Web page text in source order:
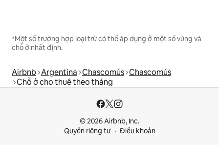
*Một số trường hợp loại trừ có thể áp dụng ở một số vùng và
chỗ ở nhất định.
Airbnb Argentina Chascomús Chascomús
Chỗ ở cho thuê theo tháng
© 2026 Airbnb, Inc.
Quyền riêng tư
Điều khoản